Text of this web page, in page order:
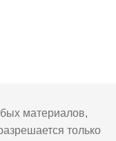
материалов,
только